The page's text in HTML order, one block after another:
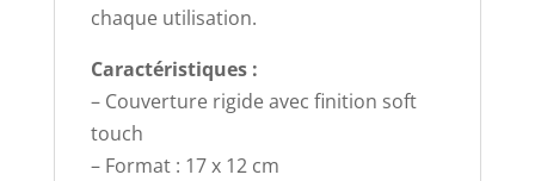
chaque utilisation.
Caractéristiques :
– Couverture rigide avec finition soft
touch
– Format : 17 x 12 cm